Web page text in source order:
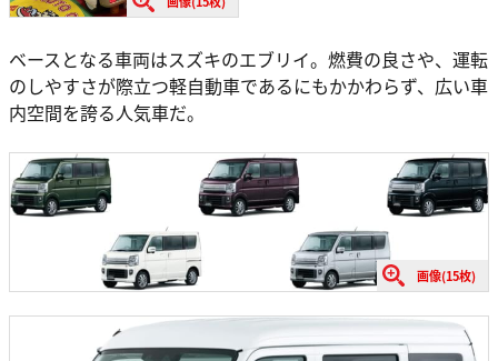
ベースとなる車両はスズキのエブリイ。燃費の良さや、運転
のしやすさが際立つ軽自動車であるにもかかわらず、広い車
内空間を誇る人気車だ。
画像(15枚)